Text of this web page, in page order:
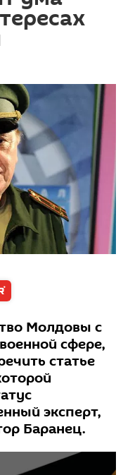
Молдовы с
сфере,
статье
эксперт,
Баранец.